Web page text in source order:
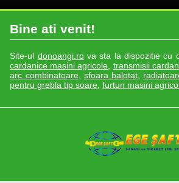
Bine ati venit!
Site-ul donoangi.rova sta la dispozitie cu
cardanice masini agricole transmisii
arc combinatoare, sfoara balotat,
pentru grebla tip soare ,furtun masini